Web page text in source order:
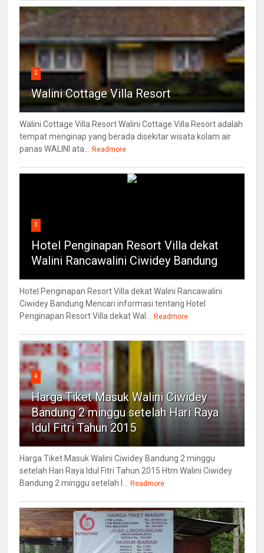
2
Walini Cottage Villa Resort
Walini Cottage Villa Resort Walini Cottage Villa Resort adalah
tempat menginap yang berada disekitar wisata kolam air
panas WALINI ata...
Readmore
3
Hotel Penginapan Resort Villa dekat
Walini Rancawalini Ciwidey Bandung
Hotel Penginapan Resort Villa dekat Walini Rancawalini
Ciwidey Bandung Mencari informasi tentang Hotel
Penginapan Resort Villa dekat Wal...
Readmore
4
Harga Tiket Masuk Walini Ciwidey
Bandung 2 minggu setelah Hari Raya
Idul Fitri Tahun 2015
Harga Tiket Masuk Walini Ciwidey Bandung 2 minggu
setelah Hari Raya Idul Fitri Tahun 2015 Htm Walini Ciwidey
Bandung 2 minggu setelah l...
Readmore